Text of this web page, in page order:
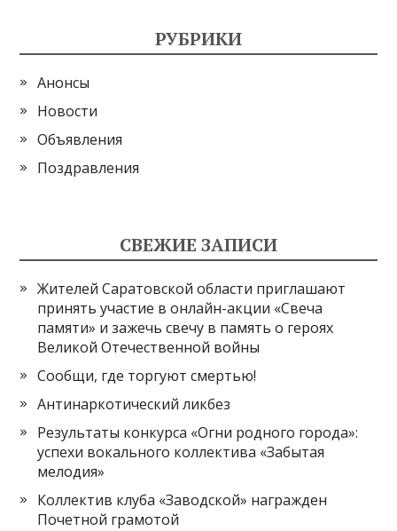
РУБРИКИ
Анонсы
Новости
Объявления
Поздравления
СВЕЖИЕ ЗАПИСИ
Жителей Саратовской области приглашают
принять участие в онлайн-акции «Свеча
памяти» и зажечь свечу в память о героях
Великой Отечественной войны
Сообщи, где торгуют смертью!
Антинаркотический ликбез
Результаты конкурса «Огни родного города»:
успехи вокального коллектива «Забытая
мелодия»
Коллектив клуба «Заводской» награжден
Почетной грамотой